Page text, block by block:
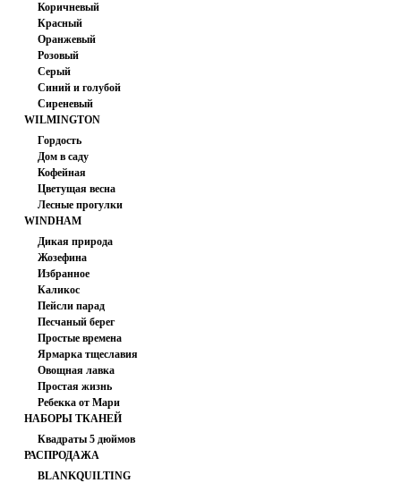
Коричневый
Красный
Оранжевый
Розовый
Серый
Синий и голубой
Сиреневый
WILMINGTON
PRINTS
Гордость
Дом в саду
Кофейная
Цветущая весна
Лесные прогулки
WINDHAM
FABRICS
Дикая природа
Жозефина
Избранное
Каликос
Пейсли парад
Песчаный берег
Простые времена
Ярмарка тщеславия
Овощная лавка
Простая жизнь
Ребекка от Мари
Коваль
НАБОРЫ ТКАНЕЙ
Квадраты 5 дюймов
РАСПРОДАЖА
BLANKQUILTING